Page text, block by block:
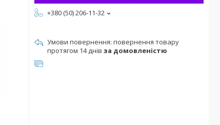
+380 (50) 206-11-32
повернення товару
протягом 14 днів за домовленістю